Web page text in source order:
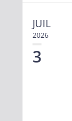
JUIL
2026
3